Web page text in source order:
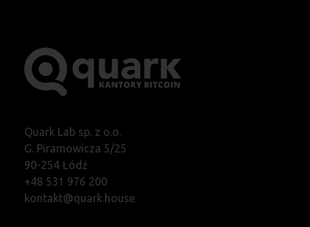
Quark Lab sp. z o.o.
G. Piramowicza 5/25
90-254 Łódź
+48 531 976 200
kontakt@quark.house